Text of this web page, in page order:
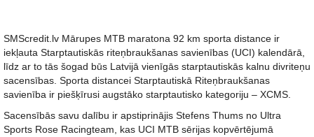
SMScredit.lv Mārupes MTB maratona 92 km sporta distance ir
iekļauta Starptautiskās riteņbraukšanas savienības (UCI) kalendārā,
līdz ar to tās šogad būs Latvijā vienīgās starptautiskās kalnu divriteņu
sacensības. Sporta distancei Starptautiskā Riteņbraukšanas
savienība ir piešķīrusi augstāko starptautisko kategoriju – XCMS.
Sacensībās savu dalību ir apstiprinājis Stefens Thums no Ultra
Sports Rose Racingteam, kas UCI MTB sērijas kopvērtējumā